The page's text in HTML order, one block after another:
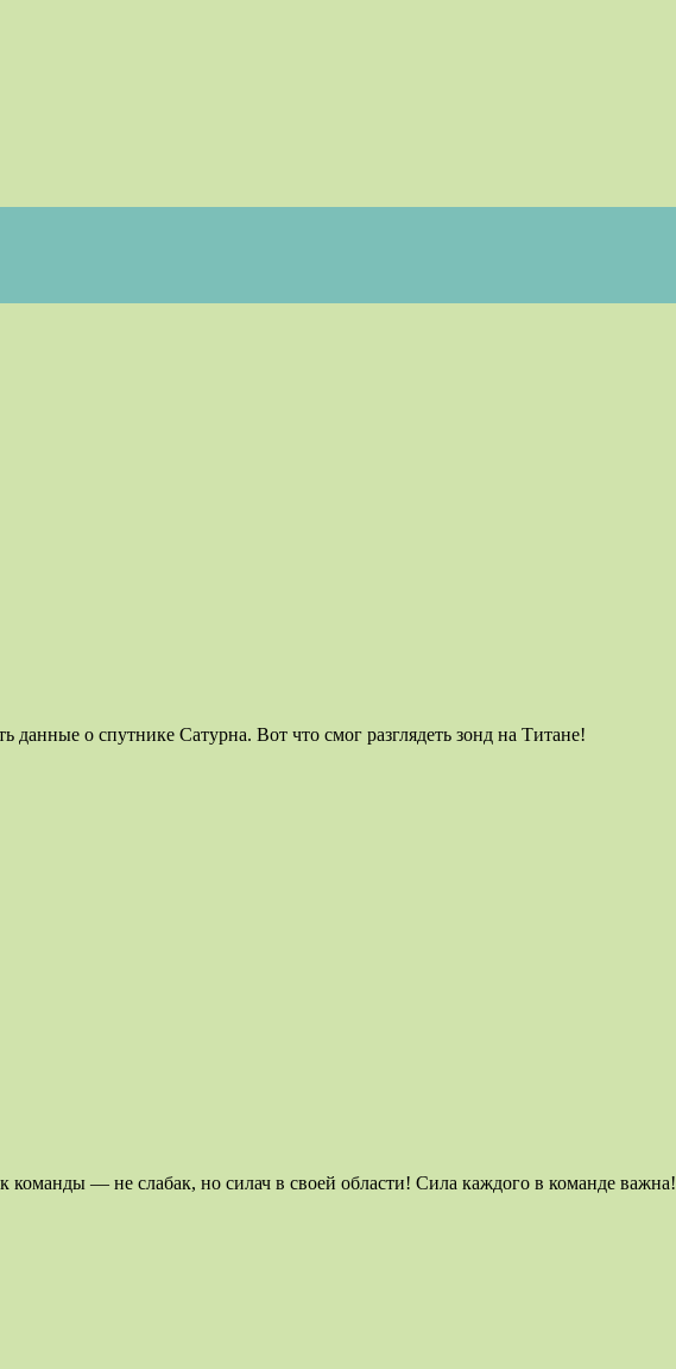
о спутнике Сатурна. Вот что смог разглядеть зонд на Титане!
— не слабак, но силач в своей области! Сила каждого в команде важна!